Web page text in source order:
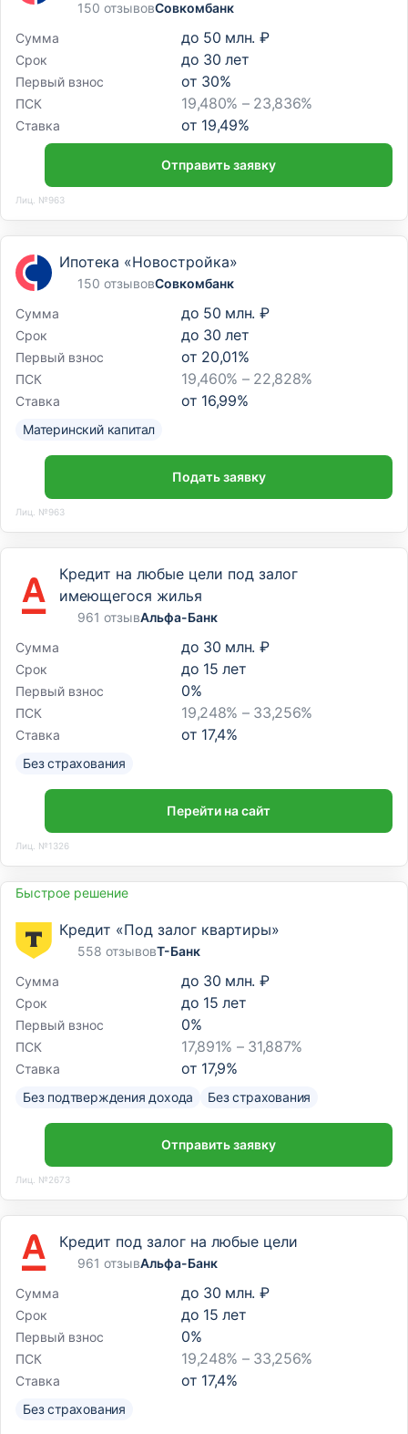
150 отзывовСовкомбанк
Сумма
до 50 млн. ₽
Срок до 30 лет
Первый взнос от 30%
ПСК 19,480% – 23,836%
Ставка от 19,49%
Отправить заявку
Лиц. №963
Ипотека «Новостройка»
150 отзывовСовкомбанк
Сумма
до 50 млн. ₽
Срок до 30 лет
Первый взнос от 20,01%
ПСК 19,460% – 22,828%
Ставка от 16,99%
Материнский капитал
Подать заявку
Лиц. №963
Кредит на любые цели под залог
имеющегося жилья
961 отзывАльфа-Банк
Сумма
до 30 млн. ₽
Срок до 15 лет
Первый взнос 0%
ПСК 19,248% – 33,256%
Ставка от 17,4%
Без страхования
Перейти на сайт
Лиц. №1326
Быстрое решение
Кредит «Под залог квартиры»
558 отзывовТ-Банк
Сумма
до 30 млн. ₽
Срок до 15 лет
Первый взнос 0%
ПСК 17,891% – 31,887%
Ставка от 17,9%
Без подтверждения дохода Без страхования
Отправить заявку
Лиц. №2673
Кредит под залог на любые цели
961 отзывАльфа-Банк
Сумма
до 30 млн. ₽
Срок до 15 лет
Первый взнос 0%
ПСК 19,248% – 33,256%
Ставка от 17,4%
Без страхования